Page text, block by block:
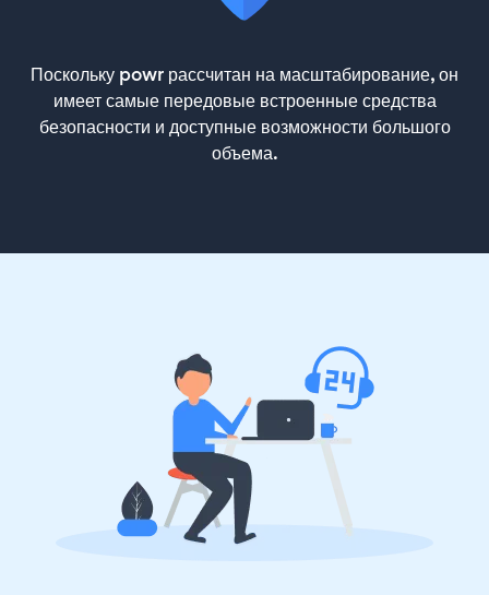
Поскольку powr рассчитан на масштабирование, он
имеет самые передовые встроенные средства
безопасности и доступные возможности большого
объема.